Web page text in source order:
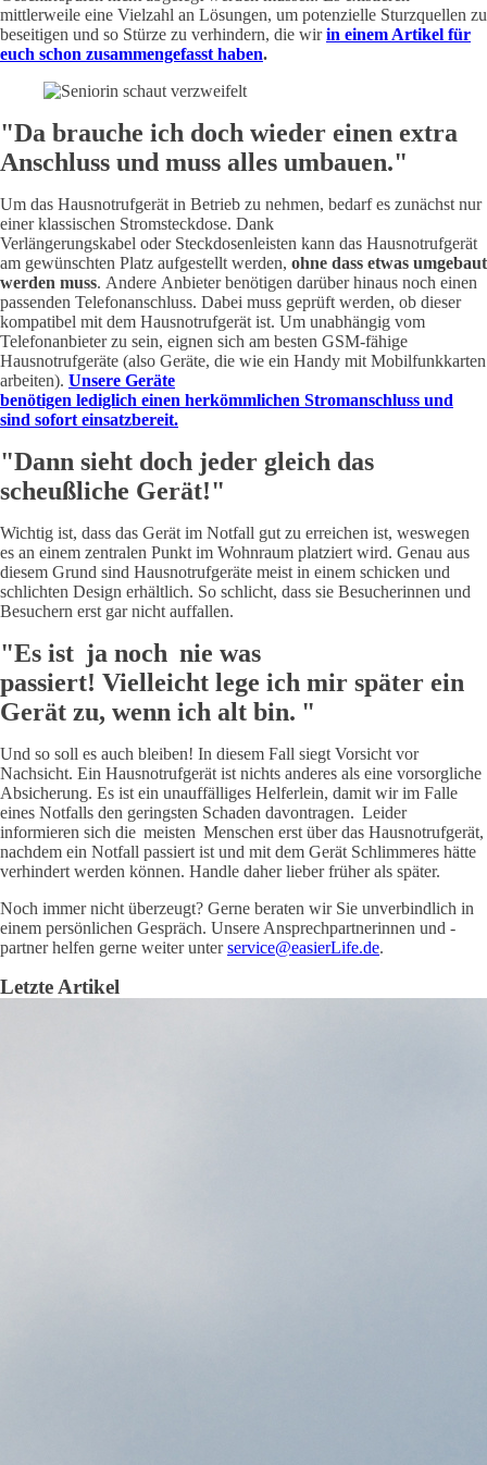
mittlerweile eine Vielzahl an Lösungen, um potenzielle Sturzquellen zu
beseitigen und so Stürze zu verhindern, die wirin einem Artikel für
euch schon zusammengefasst haben.
"Da brauche ich doch wieder einen extra
Anschluss und muss alles umbauen."
Um das Hausnotrufgerät in Betrieb zu nehmen, bedarf es zunächst nur
einer klassischen Stromsteckdose. Dank
Verlängerungskabel oder Steckdosenleisten kann das Hausnotrufgerät
am gewünschten Platz aufgestellt werden, ohne dass etwas umgebaut
werden muss. Andere Anbieter benötigen darüber hinaus noch einen
passenden Telefonanschluss. Dabei muss geprüft werden, ob dieser
kompatibel mit dem Hausnotrufgerät ist. Um unabhängig vom
Telefonanbieter zu sein, eignen sich am besten GSM-fähige
Hausnotrufgeräte (also Geräte, die wie ein Handy mit Mobilfunkkarten
arbeiten). Unsere Geräte
benötigen lediglich einen herkömmlichen Stromanschluss und
sind sofort einsatzbereit.
"Dann sieht doch jeder gleich das
scheußliche Gerät!"
Wichtig ist, dass das Gerät im Notfall gut zu erreichen ist, weswegen
es an einem zentralen Punkt im Wohnraum platziert wird. Genau aus
diesem Grund sind Hausnotrufgeräte meist in einem schicken und
schlichten Design erhältlich. So schlicht, dass sie Besucherinnen und
Besuchern erst gar nicht auffallen.
"Es ist ja noch nie was
passiert! Vielleicht lege ich mir später ein
Gerät zu, wenn ich alt bin. "
Und so soll es auch bleiben! In diesem Fall siegt Vorsicht vor
Nachsicht. Ein Hausnotrufgerät ist nichts anderes als eine vorsorgliche
Absicherung. Es ist ein unauffälliges Helferlein, damit wir im Falle
eines Notfalls den geringsten Schaden davontragen. Leider
informieren sich die meisten Menschen erst über das Hausnotrufgerät,
nachdem ein Notfall passiert ist und mit dem Gerät Schlimmeres hätte
verhindert werden können. Handle daher lieber früher als später.
Noch immer nicht überzeugt? Gerne beraten wir Sie unverbindlich in
einem persönlichen Gespräch. Unsere Ansprechpartnerinnen und -
partner helfen gerne weiter unterservice@easierLife.de.
Letzte Artikel